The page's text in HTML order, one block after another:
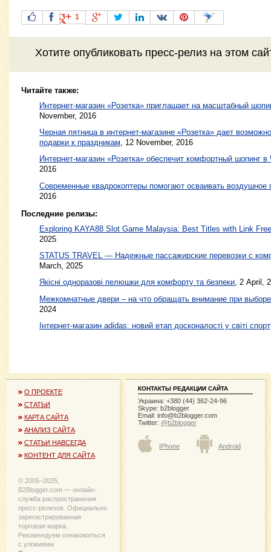
1
Хотите опубликовать пресс-релизна этом
Читайте также:
Интернет-магазин «Розетка» приглашает на масштабный
November, 2016
Черная пятница в интернет-магазине «Розетка» дает
подарки к праздникам, 12 November, 2016
Интернет-магазин «Розетка» обеспечит комфортный шопинг
2016
Современные квадрокоптеры помогают осваивать воздушное
2016
Последние релизы:
Exploring KAYA88 Slot Game Malaysia: Best Titles with Link
2025
STATUS TRAVEL — Надежные пассажирские перевозки с
March, 2025
Якісні одноразові пелюшки для комфорту та безпеки, 2 April,
Межкомнатные двери – на что обращать внимание при
2024
Інтернет-магазин adidas: новий етап досконалості у світі
О ПРОЕКТЕ
СТАТЬИ
КАРТА САЙТА
АНАЛИЗ САЙТА
СТАТЬИ НАВСЕГДА
КОНТЕНТ ДЛЯ САЙТА
© 2005−2025,
B2Blogger.com — онлайн-
служба распространения
пресс-релизов. Официально
зарегистрированная
торговая марка.
Рекомендуем ознакомиться
с уловиями
КОНТАКТЫ РЕДАКЦИИ САЙТА
Украина: +380 (44) 362-24-96
Skype: b2blogger
Email: info@b2blogger.com
Twitter: @b2blogger
IPhone Android